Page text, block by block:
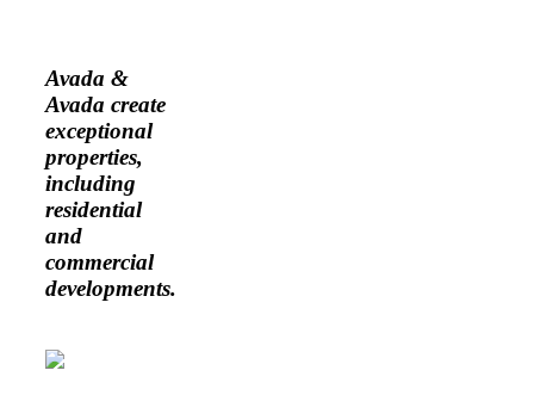
Avada &
Avada create
exceptional
properties,
including
residential
and
commercial
developments.